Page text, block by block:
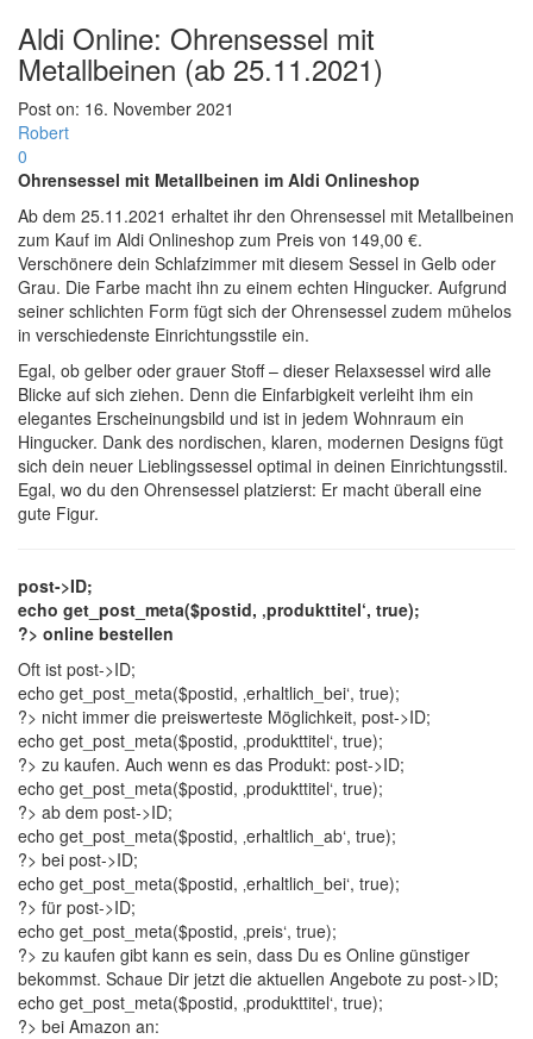
Aldi Online: Ohrensessel mit
Metallbeinen (ab 25.11.2021)
Post on: 16. November 2021
Robert
0
Ohrensessel mit Metallbeinen im Aldi Onlineshop
Ab dem 25.11.2021 erhaltet ihr den Ohrensessel mit Metallbeinen
zum Kauf im Aldi Onlineshop zum Preis von 149,00 €.
Verschönere dein Schlafzimmer mit diesem Sessel in Gelb oder
Grau. Die Farbe macht ihn zu einem echten Hingucker. Aufgrund
seiner schlichten Form fügt sich der Ohrensessel zudem mühelos
in verschiedenste Einrichtungsstile ein.
Egal, ob gelber oder grauer Stoff – dieser Relaxsessel wird alle
Blicke auf sich ziehen. Denn die Einfarbigkeit verleiht ihm ein
elegantes Erscheinungsbild und ist in jedem Wohnraum ein
Hingucker. Dank des nordischen, klaren, modernen Designs fügt
sich dein neuer Lieblingssessel optimal in deinen Einrichtungsstil.
Egal, wo du den Ohrensessel platzierst: Er macht überall eine
gute Figur.
post->ID;
echo get_post_meta($postid, ‚produkttitel‘, true);
?> online bestellen
Oft ist post->ID;
echo get_post_meta($postid, ‚erhaltlich_bei‘, true);
?> nicht immer die preiswerteste Möglichkeit, post->ID;
echo get_post_meta($postid, ‚produkttitel‘, true);
?> zu kaufen. Auch wenn es das Produkt: post->ID;
echo get_post_meta($postid, ‚produkttitel‘, true);
?> ab dem post->ID;
echo get_post_meta($postid, ‚erhaltlich_ab‘, true);
?> bei post->ID;
echo get_post_meta($postid, ‚erhaltlich_bei‘, true);
?> für post->ID;
echo get_post_meta($postid, ‚preis‘, true);
?> zu kaufen gibt kann es sein, dass Du es Online günstiger
bekommst. Schaue Dir jetzt die aktuellen Angebote zu post->ID;
echo get_post_meta($postid, ‚produkttitel‘, true);
?> bei Amazon an: